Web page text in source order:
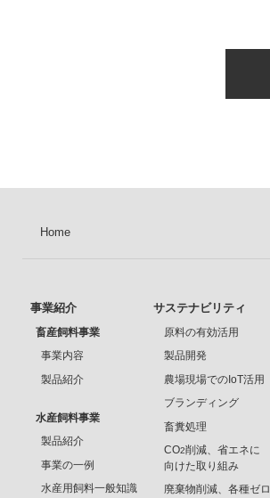
Home
事業紹介
畜産飼料事業
事業内容
製品紹介
水産飼料事業
製品紹介
事業の一例
水産用飼料一般知識
サステナビリティ
原料の有効活用
製品開発
農場現場でのIoT活用
ブランディング
畜糞処理
CO2削減、省エネに
向けた取り組み
廃棄物削減、各種ゼロ